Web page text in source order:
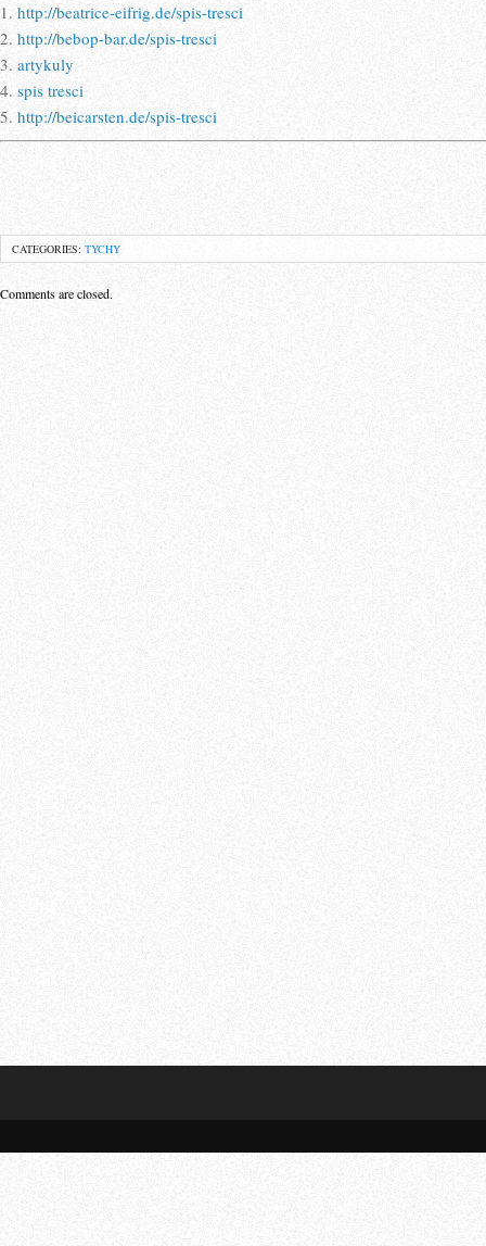
1. http://beatrice-eifrig.de/spis-tresci
2. http://bebop-bar.de/spis-tresci
3. artykuly
4. spis tresci
5. http://beicarsten.de/spis-tresci
CATEGORIES: TYCHY
Comments are closed.